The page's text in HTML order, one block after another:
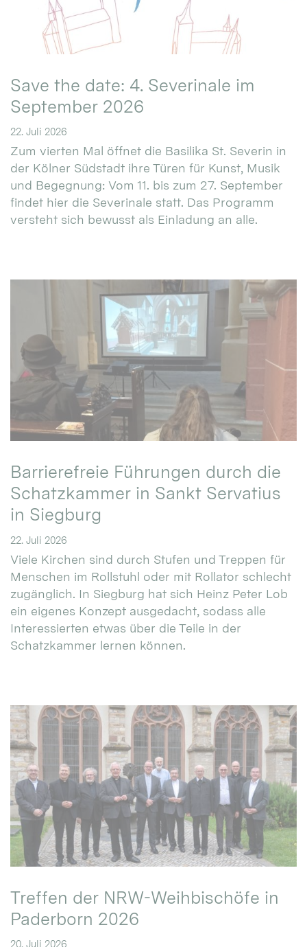
Save the date: 4. Severinale im
September 2026
22. Juli 2026
Zum vierten Mal öffnet die Basilika St. Severin in
der Kölner Südstadt ihre Türen für Kunst, Musik
und Begegnung: Vom 11. bis zum 27. September
findet hier die Severinale statt. Das Programm
versteht sich bewusst als Einladung an alle.
Barrierefreie Führungen durch die
Schatzkammer in Sankt Servatius
in Siegburg
22. Juli 2026
Viele Kirchen sind durch Stufen und Treppen für
Menschen im Rollstuhl oder mit Rollator schlecht
zugänglich. In Siegburg hat sich Heinz Peter Lob
ein eigenes Konzept ausgedacht, sodass alle
Interessierten etwas über die Teile in der
Schatzkammer lernen können.
Treffen der NRW-Weihbischöfe in
Paderborn 2026
20. Juli 2026